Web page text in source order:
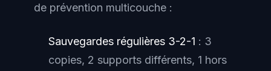
de prévention multicouche :
Sauvegardes régulières 3-2-1 : 3
copies, 2 supports différents, 1 hors